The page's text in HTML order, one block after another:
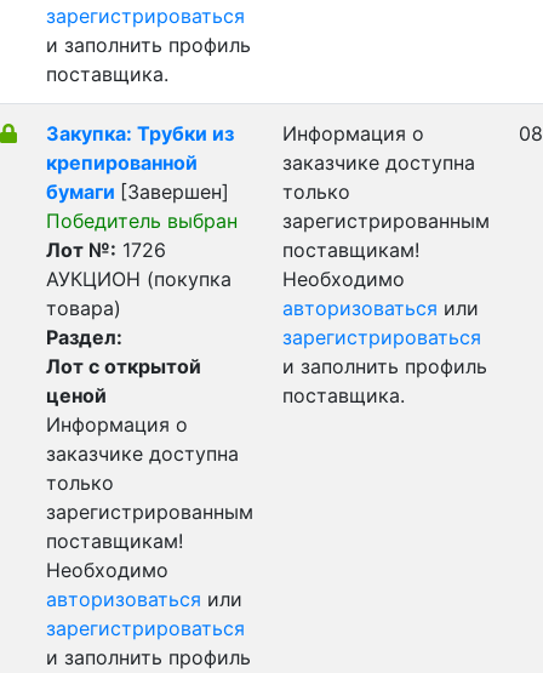
зарегистрироваться
и заполнить профиль
поставщика.
Закупка: Трубки из
крепированной
бумаги [Завершен]
Победитель выбран
Лот №: 1726
АУКЦИОН (покупка
товара)
Раздел:
Лот с открытой
ценой
Информация о
заказчике доступна
только
зарегистрированным
поставщикам!
Необходимо
авторизоваться или
зарегистрироваться
и заполнить профиль
Информация о
заказчике доступна
только
зарегистрированным
поставщикам!
Необходимо
авторизоваться или
зарегистрироваться
и заполнить профиль
поставщика.